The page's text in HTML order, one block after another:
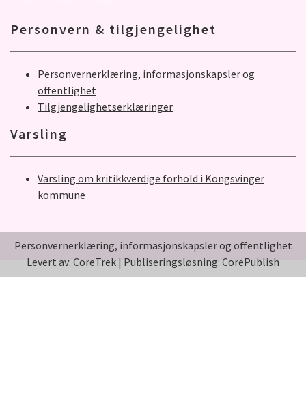
Personvern & tilgjengelighet
Personvernerklæring, informasjonskapsler og
offentlighet
Tilgjengelighetserklæringer
Varsling
Varsling om kritikkverdige forhold i Kongsvinger
kommune
Personvernerklæring, informasjonskapsler og offentlighet
Levert av: CoreTrek | Publiseringsløsning: CorePublish